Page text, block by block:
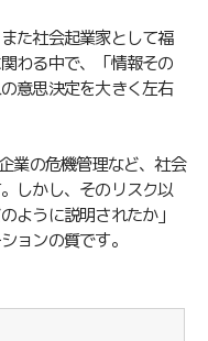
た社会起業家として福
わる中で、「情報その
意思決定を大きく左右
業の危機管理など、社会
しかし、そのリスク以
ように説明されたか」
ョンの質です。